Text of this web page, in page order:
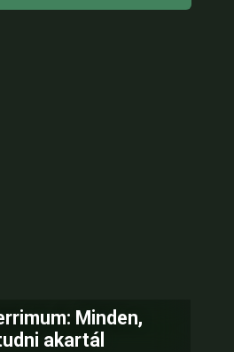
Minden,
akartál